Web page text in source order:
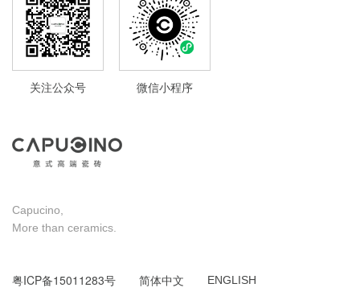
关注公众号 微信小程序
Capucino,
More than ceramics.
粤ICP备15011283号 简体中文 ENGLISH